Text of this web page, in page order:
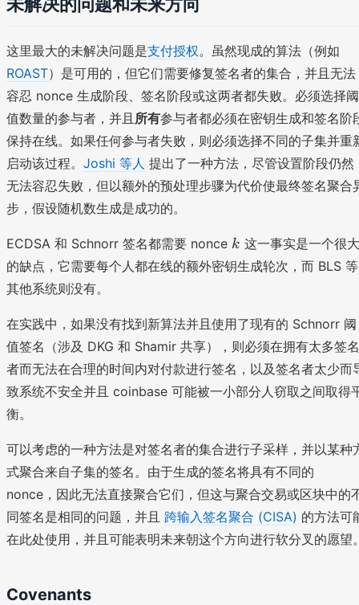
这里最大的未解决问题是支付授权。虽然现成的算法（例如
ROAST）是可用的，但它们需要修复签名者的集合，并且无法
容忍 nonce 生成阶段、签名阶段或这两者都失败。必须选择阈
值数量的参与者，并且 所有参与者都必须在密钥生成和签名阶
保持在线。如果任何参与者失败，则必须选择不同的子集并重
启动该过程。 Joshi 等人 提出了一种方法，尽管设置阶段仍然
无法容忍失败，但以额外的预处理步骤为代价使最终签名聚合
步，假设随机数生成是成功的。
ECDSA 和 Schnorr 签名都需要 nonce k
k 这一事实是一个很大
的缺点，它需要每个人都在线的额外密钥生成轮次，而 BLS 等
其他系统则没有。
在实践中，如果没有找到新算法并且使用了现有的 Schnorr 阈
值签名（涉及 DKG 和 Shamir 共享），则必须在拥有太多签名
者而无法在合理的时间内对付款进行签名，以及签名者太少而
致系统不安全并且 coinbase 可能被一小部分人窃取之间取得
衡。
可以考虑的一种方法是对签名者的集合进行子采样，并以某种
式聚合来自子集的签名。由于生成的签名将具有不同的
nonce，因此无法直接聚合它们，但这与聚合交易或区块中的
同签名是相同的问题，并且 跨输入签名聚合 (CISA) 的方法可
在此处使用，并且可能表明未来朝这个方向进行软分叉的愿望
Covenants